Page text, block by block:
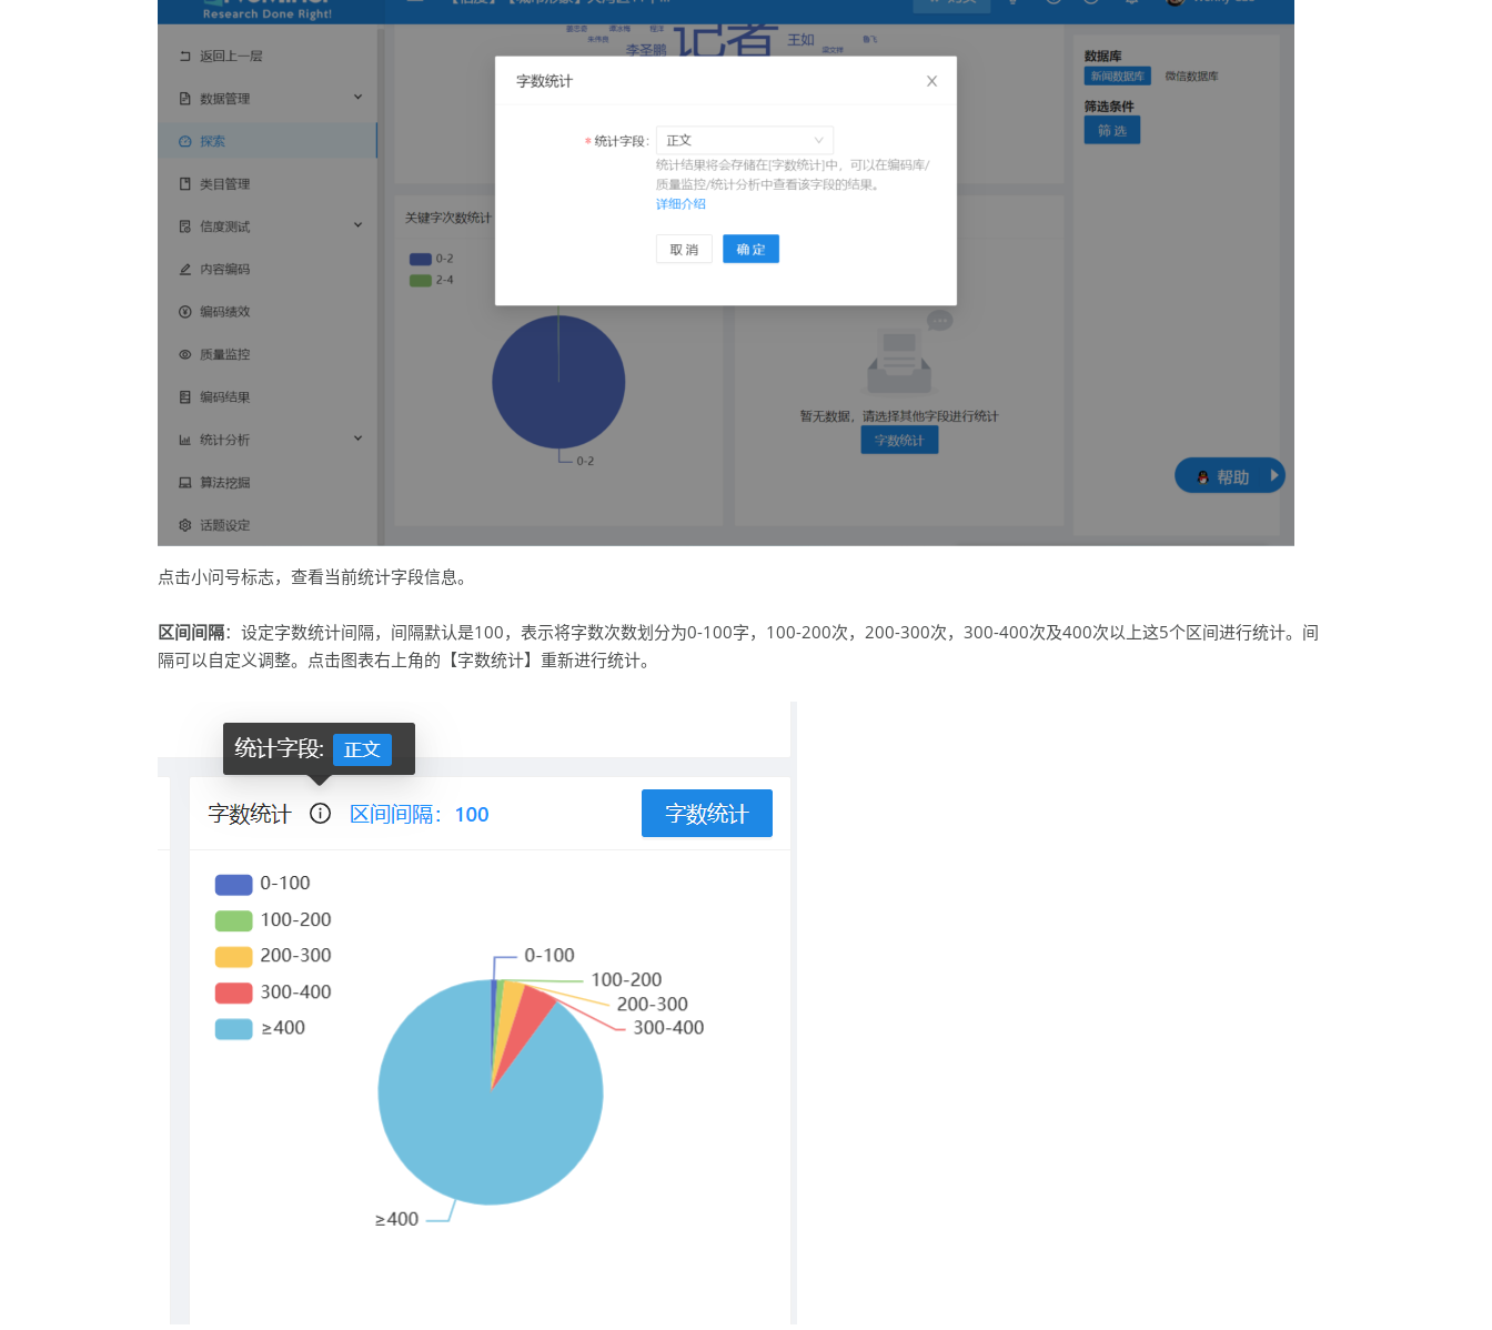
点击小问号标志，查看当前统计字段信息。
区间间隔：设定字数统计间隔，间隔默认是100，表示将字数次数划分为0-100字，100-200次，200-300次，300-400次及400次以上这5个区间进行统计。间
隔可以自定义调整。点击图表右上角的【字数统计】重新进行统计。